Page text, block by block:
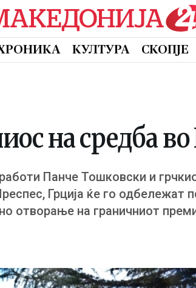
КУЛТУРА СКОПЈЕ
на средба во
Панче Тошковски и
Грција ќе го одбележат
отворање на граничниот